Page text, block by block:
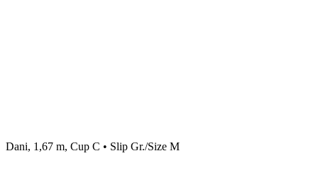
Dani, 1,67 m, Cup C • Slip Gr./Size M